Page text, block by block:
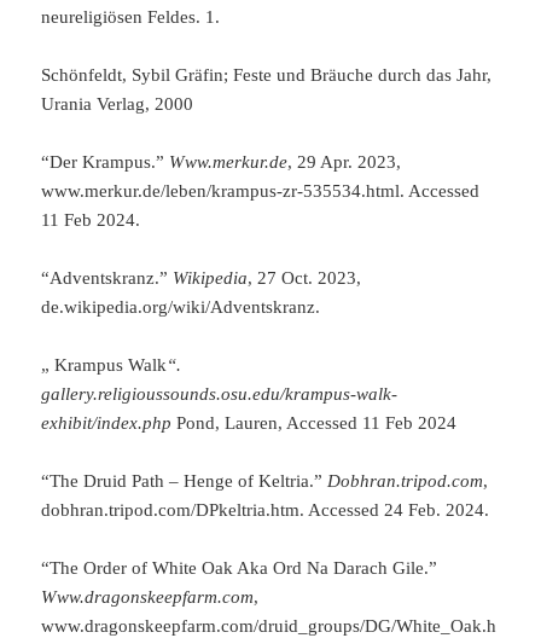
neureligiösen Feldes. 1.
Schönfeldt, Sybil Gräfin; Feste und Bräuche durch das Jahr,
Urania Verlag, 2000
“Der Krampus.” Www.merkur.de, 29 Apr. 2023,
www.merkur.de/leben/krampus-zr-535534.html. Accessed
11 Feb 2024.
“Adventskranz.” Wikipedia, 27 Oct. 2023,
de.wikipedia.org/wiki/Adventskranz.
„ Krampus Walk“.
gallery.religioussounds.osu.edu/krampus-walk-
exhibit/index.php Pond, Lauren, Accessed 11 Feb 2024
“The Druid Path – Henge of Keltria.”Dobhran.tripod.com,
dobhran.tripod.com/DPkeltria.htm. Accessed 24 Feb. 2024.
“The Order of White Oak Aka Ord Na Darach Gile.”
Www.dragonskeepfarm.com,
www.dragonskeepfarm.com/druid_groups/DG/White_Oak.h